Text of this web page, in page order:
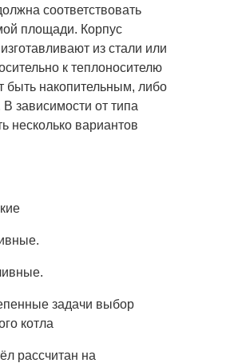
соответствовать
площади. Корпус
из стали или
к теплоносителю
быть накопительным, либо
зависимости от типа
несколько вариантов
задачи выбор
котла
рассчитан на